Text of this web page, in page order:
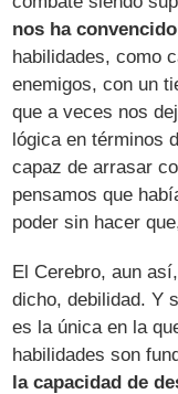
nos ha
habilidades, como
enemigos, con un
que a veces nos
lógica en términos
capaz de arrasar
pensamos que
poder sin hacer
El Cerebro, aun
dicho, debilidad. Y
es la única en la
habilidades son
la capacidad de